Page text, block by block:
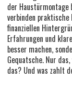
der Haustürmontage
verbinden
finanziellen
Erfahrungen und
besser machen,
Gequatsche. Nur
das? Und was zahlt